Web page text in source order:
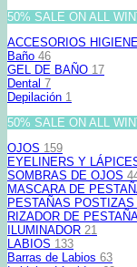
50% SALE ON ALL
ACCESORIOS
Baño 46
GEL DE BAÑO 17
Dental 7
Depilación 1
50% SALE ON ALL
OJOS 159
EYELINERS Y
SOMBRAS DE OJOS
MASCARA DE
PESTAÑAS POSTIZAS
RIZADOR DE
ILUMINADOR 21
LABIOS 133
Barras de Labios 63